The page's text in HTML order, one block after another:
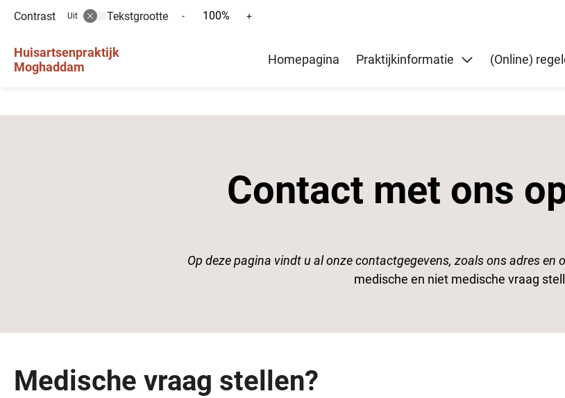
Contrast Uit Tekstgrootte
Tekst
- 100%
Tekst
+
Huisartsenpraktijk
Moghaddam
Homepagina Praktijkinformatie (Online)
Contact met ons
Op deze pagina vindt u al onze contactgegevens, zoals ons adres en
medische en niet medische vraag
Medische vraag stellen?